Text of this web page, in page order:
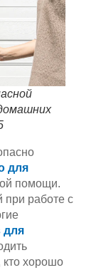
для
помощи.
при работе с
для
кто хорошо